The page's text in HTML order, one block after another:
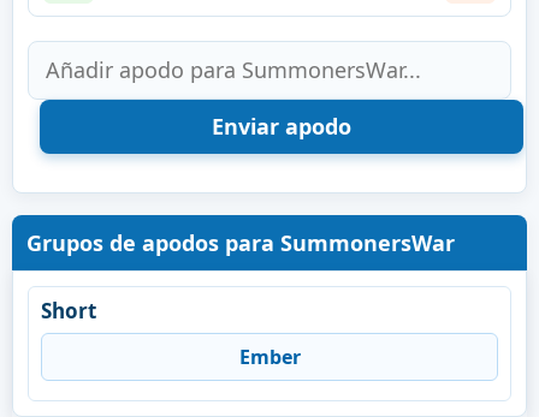
Grupos de apodos para SummonersWar
Short
Ember